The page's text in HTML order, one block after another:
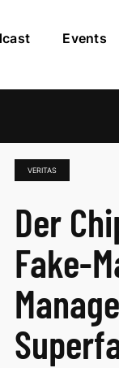
Events
VERITAS
Der
Fake-